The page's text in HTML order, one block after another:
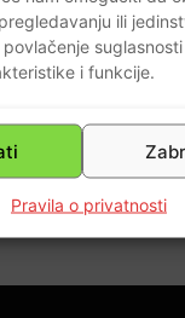
ili
i funkcije.
Pravila o privatnosti